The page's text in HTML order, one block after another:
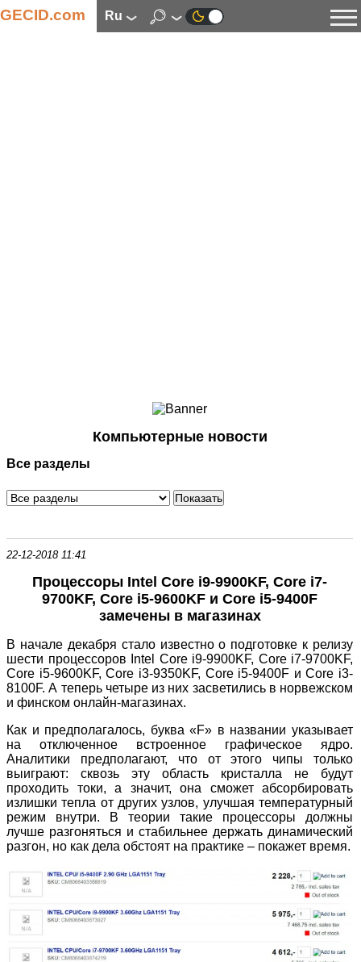
GECID.com ru
Смартфоны
Периферия
Программное обеспечение
Компьютерные новости
Все разделы
22-12-2018 11:41
Процессоры Intel Core i9-9900KF, Core i7-
9700KF, Core i5-9600KF и Core i5-9400F
замечены в магазинах
В начале декабря стало известно о подготовке к релизу
шести процессоров Intel Core i9-9900KF, Core i7-9700KF,
Core i5-9600KF, Core i3-9350KF, Core i5-9400F и Core i3-
8100F. А теперь четыре из них засветились в норвежском
и финском онлайн-магазинах.
Как и предполагалось, буква «F» в названии указывает
на отключенное встроенное графическое ядро.
Аналитики предполагают, что от этого чипы только
выиграют: сквозь эту область кристалла не будут
проходить токи, а значит, она сможет абсорбировать
излишки тепла от других узлов, улучшая температурный
режим внутри. В теории такие процессоры должны
лучше разгоняться и стабильнее держать динамический
разгон, но как дела обстоят на практике – покажет время.